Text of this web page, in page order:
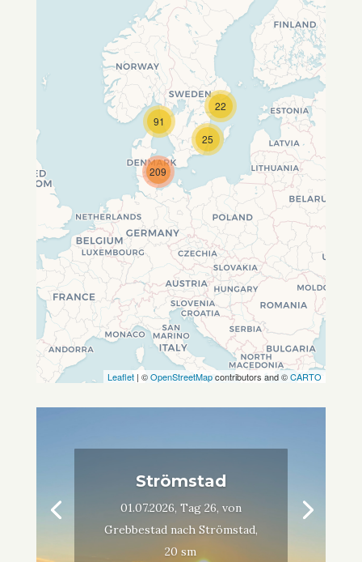
Travelers' Map wird geladen …
Wenn du dies siehst, nachdem
deine Seite vollständig geladen
wurde, fehlen leafletJS-Dateien.
22
25
209
91
Leaflet | ©OpenStreetMapcontributors and ©CARTO
Strömstad
01.07.2026, Tag 26, von
Grebbestad nach Strömstad,
20 sm